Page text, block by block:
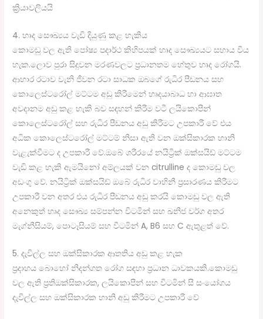
ක්‍රියාවලියයි
4. හෘද සෞඛ්‍යය වැඩි දියුණු කළ හැකිය
කොමඩු වල ඇති පෝෂ්‍ය පදාර්ථ කිහිපයක් හෘද සෞඛ්‍යයට සහාය විය
හැක.ලොව පුරා සිදුවන මරණවලට ප්‍රධානතම හේතුව හෘද රෝගයි.
ආහාර රටාව වැනි ජීවන රටා සාධක ඔබගේ රුධිර පීඩනය සහ
කොලෙස්ටරෝල් මට්ටම අඩු කිරීමෙන් හෘදයාබාධ හා ආඝාත
අවදානම අඩු කළ හැකි බව සඳහන් කිරීම වටී ලයිකොපීන්
කොලෙස්ටරෝල් සහ රුධිර පීඩනය අඩු කිරීමට උපකාරී වේ එය
අධික කොලෙස්ටරෝල් මට්ටම් නිසා ඇති වන ඔක්සිකාරක හානි
වැළැක්වීමට ද උපකාරී වේ.ඔබේ ශරීරයේ නයිට්‍රික් ඔක්සයිඩ් මට්ටම
වැඩි කළ හැකි ඇමයිනෝ අම්ලයක් වන citrulline ද කොමඩු වල
අඩංගු වේ. නයිට්‍රික් ඔක්සයිඩ් ඔබේ රුධිර වාහිනී ප්‍රසාරණය කිරීමට
උපකාරී වන අතර එය රුධිර පීඩනය අඩු කරයි කොමඩු වල ඇති
අනෙකුත් හෘද සෞඛ්‍ය සම්පන්න විටමින් සහ ඛනිජ වර්ග අතර
මැග්නීසියම්, පොටෑසියම් සහ විටමින් A, B6 සහ C ඇතුළත් වේ.
5. දැවිල්ල සහ ඔක්සිකාරක ආතතිය අඩු කළ හැක
ප්‍රදාහය බොහෝ නිදන්ගත රෝග සඳහා ප්‍රධාන ධාවකයකි.කොමඩු
වල ඇති ප්‍රතිඔක්සිකාරක, ලයිකොපීන් සහ විටමින් සී සංයෝගය
දැවිල්ල සහ ඔක්සිකාරක හානි අඩු කිරීමට උපකාරී වේ